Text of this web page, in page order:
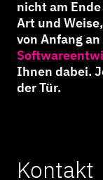
nicht am
Art und
von Anfang
Ihnen dabei.
der Tür.
Kontakt